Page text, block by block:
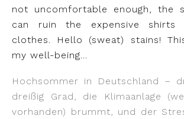
not uncomfortable enough, the
can ruin the expensive shirts
clothes. Hello (sweat) stains!
my well-being…
Hochsommer in Deutschland –
dreißig Grad, die Klimaanlage
vorhanden) brummt, und der